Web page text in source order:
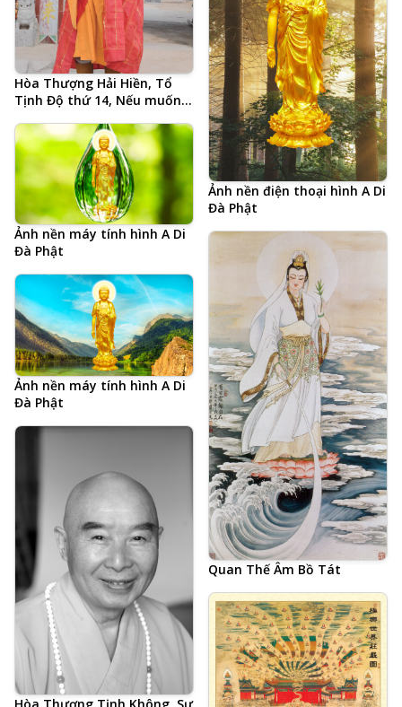
Hòa Thượng Hải Hiền, Tổ
Tịnh Độ thứ 14, Nếu muốn
Tăng khen Tăng, ảnh chụp
biểu pháp cuối cùng 3 ngày
trước khi tự tại vãng sinh
Ảnh nền điện thoại hình A Di
Đà Phật
Ảnh nền máy tính hình A Di
Đà Phật
Quan Thế Âm Bồ Tát
Ảnh nền máy tính hình A Di
Đà Phật